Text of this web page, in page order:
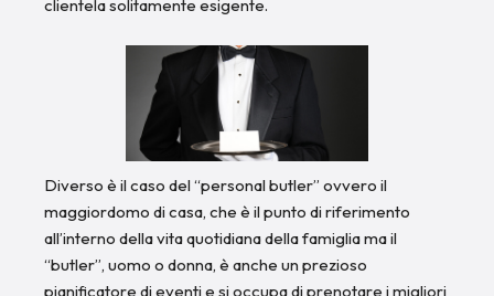
clientela solitamente esigente.
Diverso è il caso del “personal butler” ovvero il
maggiordomo di casa, che è il punto di riferimento
all’interno della vita quotidiana della famiglia ma il
“butler”, uomo o donna, è anche un prezioso
pianificatore di eventi e si occupa di prenotare i migliori